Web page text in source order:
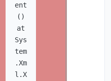
ent
()
at
Sys
tem
.Xm
l.X